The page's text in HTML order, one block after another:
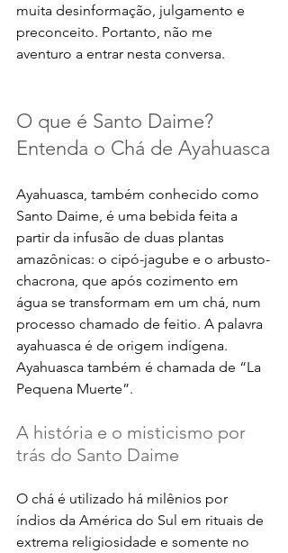
muita desinformação, julgamento e
preconceito. Portanto, não me
aventuro a entrar nesta conversa.
O que é Santo Daime?
Entenda o Chá de Ayahuasca
Ayahuasca, também conhecido como
Santo Daime, é uma bebida feita a
partir da infusão de duas plantas
amazônicas: o cipó-jagube e o arbusto-
chacrona, que após cozimento em
água se transformam em um chá, num
processo chamado de feitio. A palavra
ayahuasca é de origem indígena.
Ayahuasca também é chamada de “La
Pequena Muerte”.
A história e o misticismo por
trás do Santo Daime
O chá é utilizado há milênios por
índios da América do Sul em rituais de
extrema religiosidade e somente no